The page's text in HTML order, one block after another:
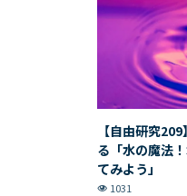
【自由研究
る「水の魔法
てみよう」
1031